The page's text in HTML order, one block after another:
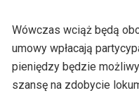
Wówczas wciąż będą
umowy wpłacają
pieniędzy będzie
szansę na zdobycie